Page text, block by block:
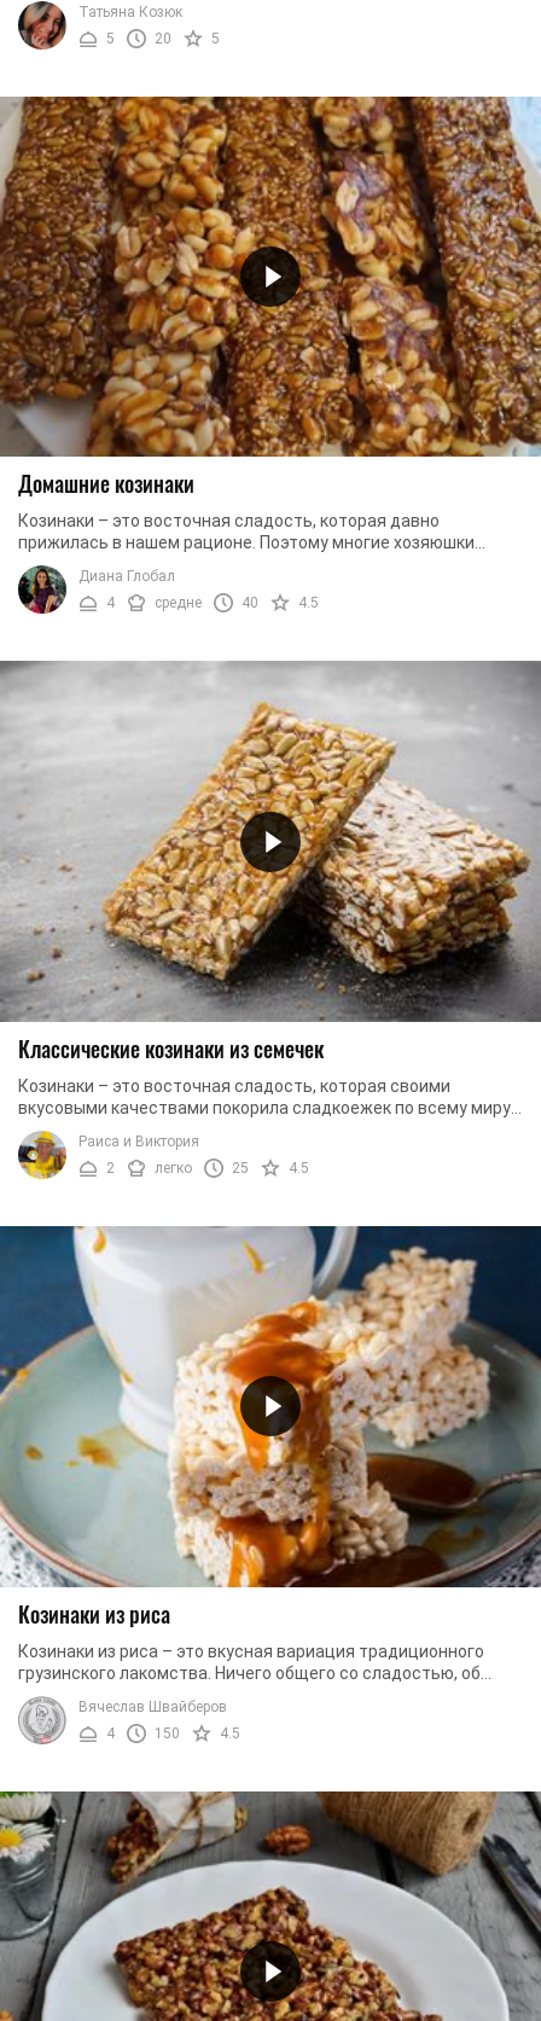
Татьяна Козюк
5
20 5
Домашние козинаки
Козинаки – это восточная сладость, которая давно
прижилась в нашем рационе. Поэтому многие хозяюшки
хотят узнать, как приготовить этот десерт ...
Диана Глобал
4
средне 40 4.5
Классические козинаки из семечек
Козинаки – это восточная сладость, которая своими
вкусовыми качествами покорила сладкоежек по всему миру.
По классической рецептуре они готовятся из ...
Раиса и Виктория
2
легко 25 4.5
Козинаки из риса
Козинаки из риса – это вкусная вариация традиционного
грузинского лакомства. Ничего общего со сладостью, об
которую можно поломать зубы, этот десерт ...
Вячеслав Швайберов
4
150 4.5